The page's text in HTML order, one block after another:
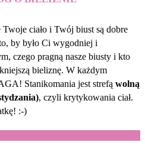
ciało i Twój biust są dobre
by było Ci wygodniej i
czego pragną nasze biusty i kto
bieliznę. W każdym
Stanikomania jest strefą wolną
, czyli krytykowania ciał.
:-)